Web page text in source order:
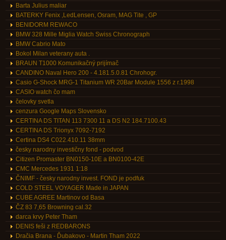
Barta Julius maliar
BATERKY Fenix ,LedLensen, Osram, MAG Tite , GP
BENIDORM REWACO
BMW 328 Mille Miglia Watch Swiss Chronograph
BMW Cabrio Mato
Bokol Milan veterany auta .
BRAUN T1000 Komunikačný prijímač
CANDINO Naval Hero 200 - 4.181.5.0.81 Chrohogr.
Casio G-Shock MRG-1 Titanium WR 20Bar Module 1556 z r.1998
CASIO watch čo mam
čelovky svetla
cenzura Google Maps Slovensko
CERTINA DS TITAN 113 7300 11 a DS N2 184.7100.43
CERTINA DS Trionyx 7092-7192
Certina DS4 C022.410.11 38mm
česky narodny investičny fond - podvod
Citizen Promaster BN0150-10E a BN0100-42E
CMC Mercedes 1931 1:18
ČNIMF - česky narodny invest. FOND je podfuk
COLD STEEL VOYAGER Made in JAPAN
CUBE AGREE Martinov od Basa
ČZ 83 7,65 Browning cal.32
darca krvy Peter Tham
DENIS feši z REDBARONS
Dračia Brana - Ďubakovo - Martin Tham 2022